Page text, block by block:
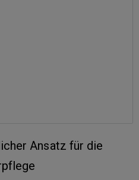
Ansatz für die